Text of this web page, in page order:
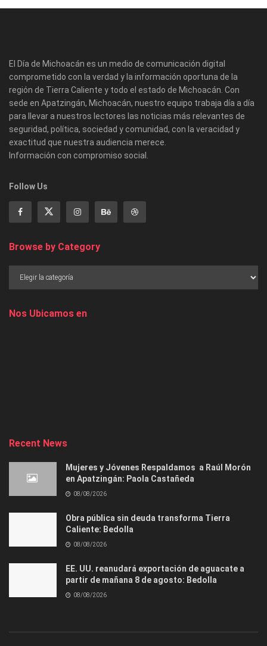
El Día de Michoacán es un medio de comunicación digital
comprometido con la verdad y la información oportuna de la
región de Tierra Caliente y todo el estado de Michoacán. Con
sede en Apatzingán, Michoacán, nuestro equipo trabaja día a día
para llevar a nuestros lectores las noticias más relevantes de
seguridad, política, sociedad y comunidad, con la veracidad y
exactitud que nuestra audiencia merece.
Información con compromiso social.
Follow Us
Browse by Category
Nos Ubicamos en
Recent News
Mujeres y Jóvenes Respaldamos a Raúl Morón
en Apatzingán: Paola Castañeda
08/08/2026
Obra pública sin deuda transforma Tierra
Caliente: Bedolla
08/08/2026
EE. UU. reanudará exportación de aguacate a
partir de mañana 8 de agosto: Bedolla
08/08/2026